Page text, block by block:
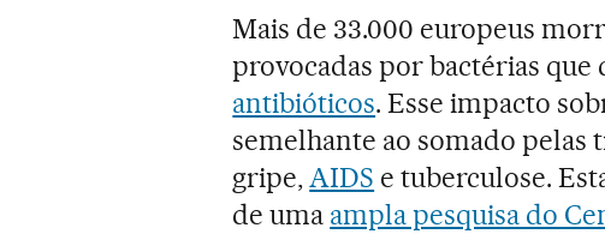
Mais de 33.000 europeus
provocadas por bactérias que
antibióticos. Esse impacto
semelhante ao somado pelas
gripe,AIDS e tuberculose.
de uma ampla pesquisa do